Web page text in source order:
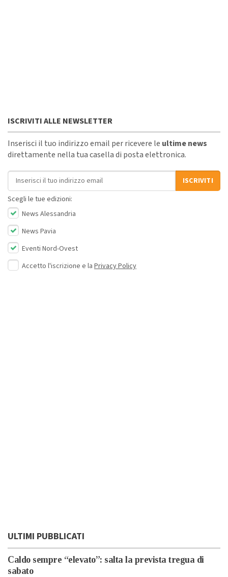
ISCRIVITI ALLE NEWSLETTER
Inserisci il tuo indirizzo email per ricevere le ultime news
direttamente nella tua casella di posta elettronica.
Indirizzo email
ISCRIVITI
Scegli le tue edizioni:
News Alessandria
News Pavia
Eventi Nord-Ovest
Accetto l'iscrizione e la Privacy Policy
ULTIMI PUBBLICATI
Caldo sempre “elevato”: salta la prevista tregua di
sabato